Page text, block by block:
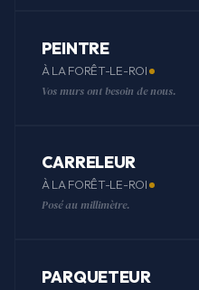
PEINTRE
À LA FORÊT-LE-ROI
Vos murs ont besoin de nous.
CARRELEUR
À LA FORÊT-LE-ROI
Posé au millimètre.
PARQUETEUR